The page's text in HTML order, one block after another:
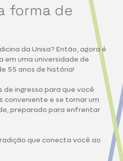
forma de
da Unisa? Então, agora é
em uma universidade de
55 anos de história!
ingresso para que você
conveniente e se tornar um
preparado para enfrentar
que conecta você ao